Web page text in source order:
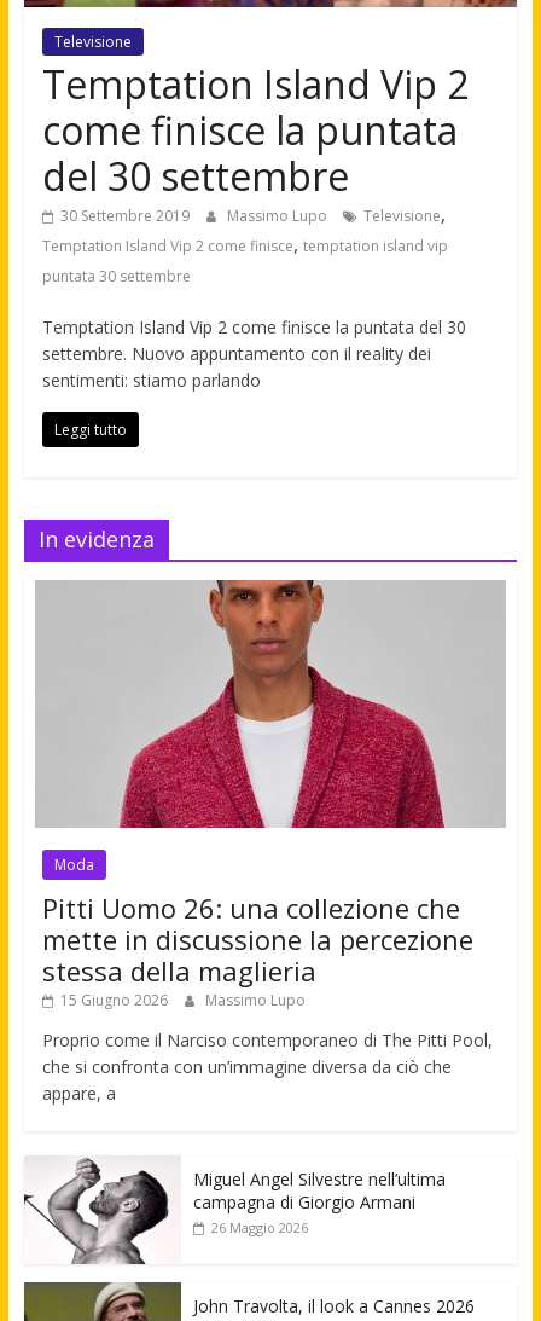
Televisione
Temptation Island Vip 2
come finisce la puntata
del 30 settembre
30 Settembre 2019 Massimo Lupo Televisione,
Temptation Island Vip 2 come finisce, temptation island vip
puntata 30 settembre
Temptation Island Vip 2 come finisce la puntata del 30
settembre. Nuovo appuntamento con il reality dei
sentimenti: stiamo parlando
Leggi tutto
In evidenza
Moda
Pitti Uomo 26: una collezione che
mette in discussione la percezione
stessa della maglieria
15 Giugno 2026 Massimo Lupo
Proprio come il Narciso contemporaneo di The Pitti Pool,
che si confronta con un’immagine diversa da ciò che
appare, a
Miguel Angel Silvestre nell’ultima
campagna di Giorgio Armani
26 Maggio 2026
John Travolta, il look a Cannes 2026